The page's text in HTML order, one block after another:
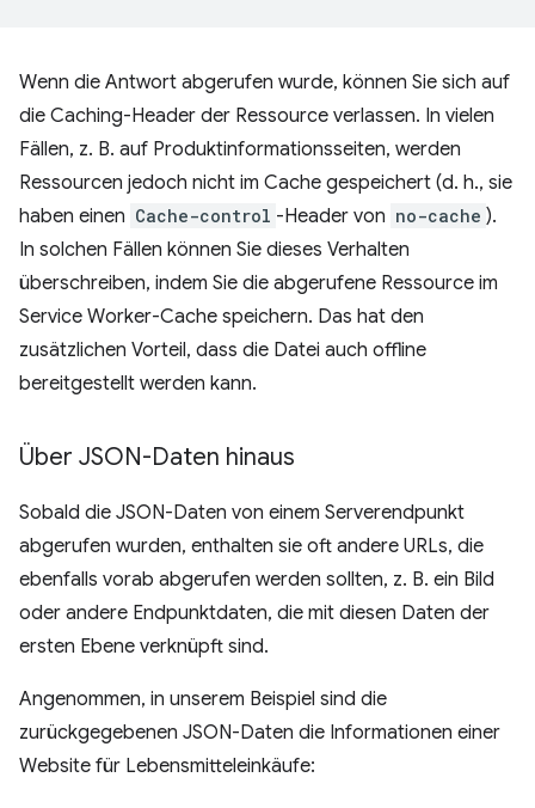
Wenn die Antwort abgerufen wurde, können Sie sich auf
die Caching-Header der Ressource verlassen. In vielen
Fällen, z. B. auf Produktinformationsseiten, werden
Ressourcen jedoch nicht im Cache gespeichert (d. h., sie
haben einen Cache-control -Header von no-cache ).
In solchen Fällen können Sie dieses Verhalten
überschreiben, indem Sie die abgerufene Ressource im
Service Worker-Cache speichern. Das hat den
zusätzlichen Vorteil, dass die Datei auch offline
bereitgestellt werden kann.
Über JSON-Daten hinaus
Sobald die JSON-Daten von einem Serverendpunkt
abgerufen wurden, enthalten sie oft andere URLs, die
ebenfalls vorab abgerufen werden sollten, z. B. ein Bild
oder andere Endpunktdaten, die mit diesen Daten der
ersten Ebene verknüpft sind.
Angenommen, in unserem Beispiel sind die
zurückgegebenen JSON-Daten die Informationen einer
Website für Lebensmitteleinkäufe: